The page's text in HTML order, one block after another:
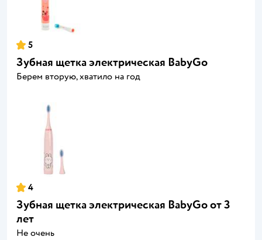
5
Зубная щетка электрическая BabyGo
Берем вторую, хватило на год
4
Зубная щетка электрическая BabyGo от 3
лет
Не очень